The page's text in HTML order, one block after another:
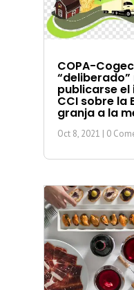
COPA-
publicarse
CCI sobre la
granja a la
Oct 8, 2021 | 0